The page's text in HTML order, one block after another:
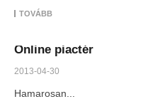
TOVÁBB
Online piactér
2013-04-30
Hamarosan...